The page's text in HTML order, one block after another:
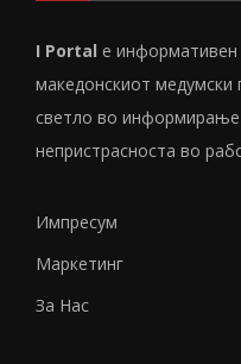
I Portal е информативен
македонскиот медумски
светло во
непристрасноста во
Импресум
Маркетинг
За Нас